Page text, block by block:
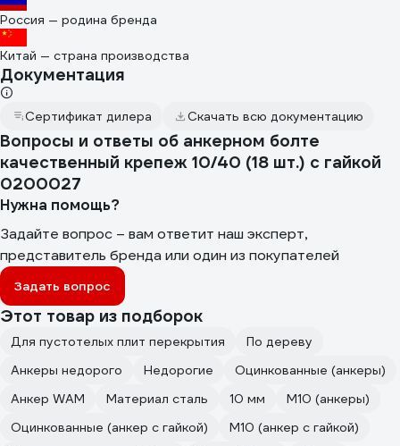
Россия — родина бренда
Китай — страна производства
Документация
Сертификат дилера Скачать всю документацию
Вопросы и ответы об анкерном болте
качественный крепеж 10/40 (18 шт.) с гайкой
0200027
Нужна помощь?
Задайте вопрос – вам ответит наш эксперт,
представитель бренда или один из покупателей
Задать вопрос
Этот товар из подборок
Для пустотелых плит перекрытия
По дереву
Анкеры недорого
Недорогие
Оцинкованные (анкеры)
Анкер WAM
Материал сталь 10 мм
М10 (анкеры)
Оцинкованные (анкер с гайкой)
М10 (анкер с гайкой)